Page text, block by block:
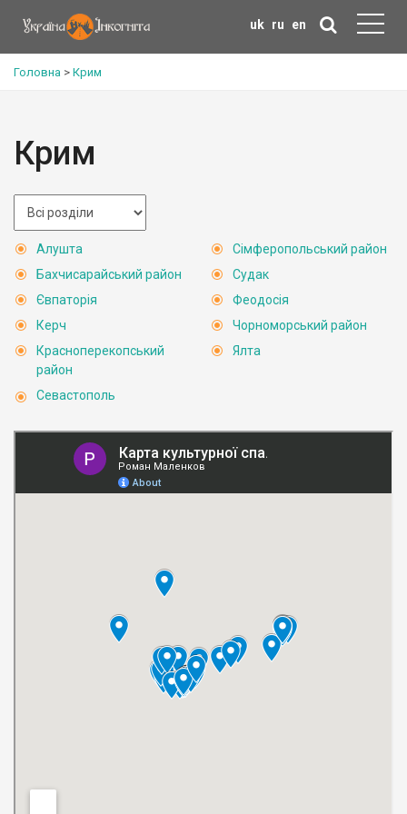
uk ru en
Головна > Крим
Крим
Алушта
Бахчисарайський район
Євпаторія
Керч
Красноперекопський
район
Севастополь
Сімферопольський район
Судак
Феодосія
Чорноморський район
Ялта